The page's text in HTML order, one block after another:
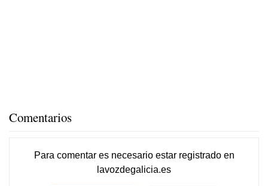
Comentarios
Para comentar es necesario estar registradoen
lavozdegalicia.es